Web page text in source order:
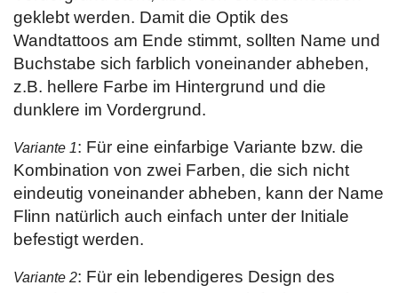
geklebt werden. Damit die Optik des
Wandtattoos am Ende stimmt, sollten Name und
Buchstabe sich farblich voneinander abheben,
z.B. hellere Farbe im Hintergrund und die
dunklere im Vordergrund.
Variante 1: Für eine einfarbige Variante bzw. die
Kombination von zwei Farben, die sich nicht
eindeutig voneinander abheben, kann der Name
Flinn natürlich auch einfach unter der Initiale
befestigt werden.
Variante 2: Für ein lebendigeres Design des